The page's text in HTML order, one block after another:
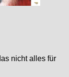
nicht alles für